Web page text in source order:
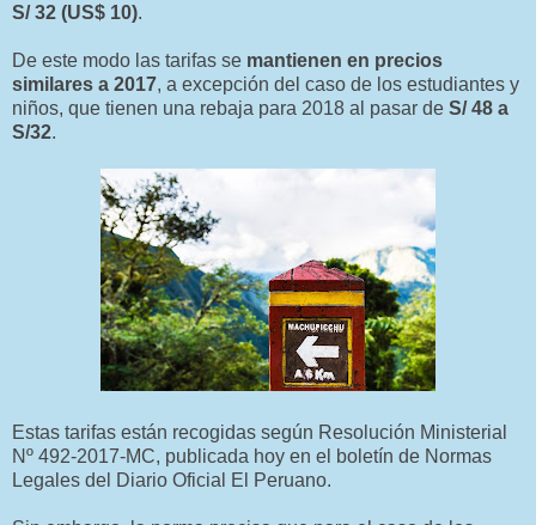
S/ 32 (US$ 10).
De este modo las tarifas se mantienen en precios
similares a 2017, a excepción del caso de los estudiantes y
niños, que tienen una rebaja para 2018 al pasar de S/ 48 a
S/32.
Estas tarifas están recogidas según Resolución Ministerial
Nº 492-2017-MC, publicada hoy en el boletín de Normas
Legales del Diario Oficial El Peruano.